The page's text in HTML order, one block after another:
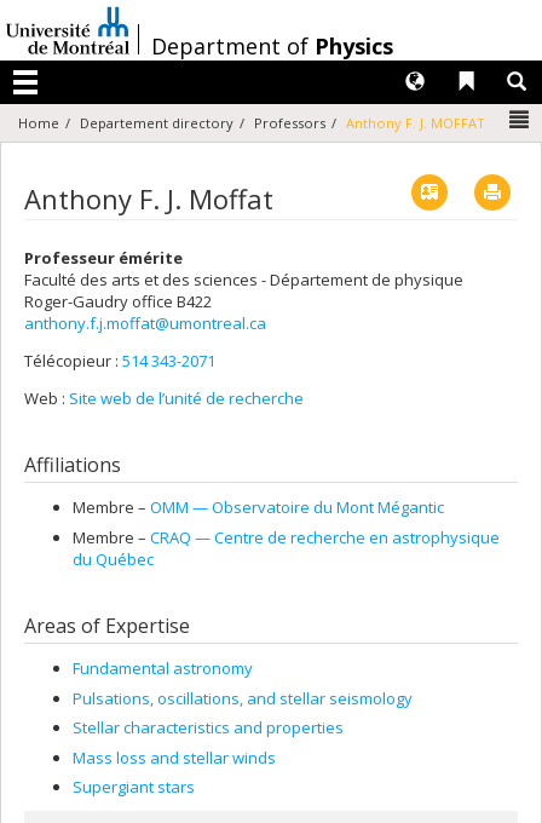
au
contenu
/Department of Physics
Menu
Liens
Langues
Home Departement directory Professors Anthony F. J. MOFFAT
Anthony F. J. Moffat Vcard
Professeur émérite
Faculté des arts et des sciences - Département de physique
Roger-Gaudry office B422
anthony.f.j.moffat@umontreal.ca
Télécopieur : 514 343-2071
Web : Site web de l’unité de recherche
Affiliations
Membre – OMM — Observatoire du Mont Mégantic
Membre – CRAQ — Centre de recherche en astrophysique
du Québec
Areas of Expertise
Fundamental astronomy
Pulsations, oscillations, and stellar seismology
Stellar characteristics and properties
Mass loss and stellar winds
Supergiant stars